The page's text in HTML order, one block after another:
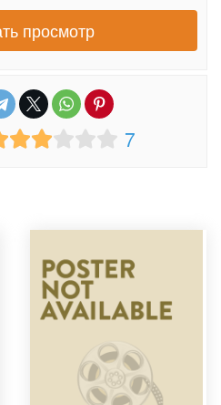
просмотр
7